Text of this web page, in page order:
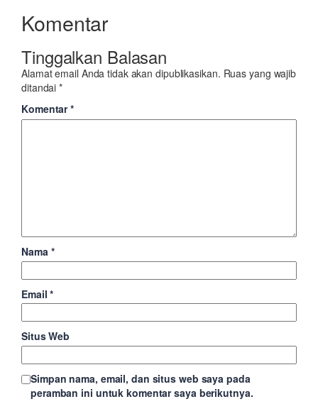
Komentar
Tinggalkan Balasan
Alamat email Anda tidak akan dipublikasikan. Ruas yang wajib
ditandai*
Komentar*
Nama *
Email*
Situs Web
Simpan nama, email, dan situs web saya pada
peramban ini untuk komentar saya berikutnya.